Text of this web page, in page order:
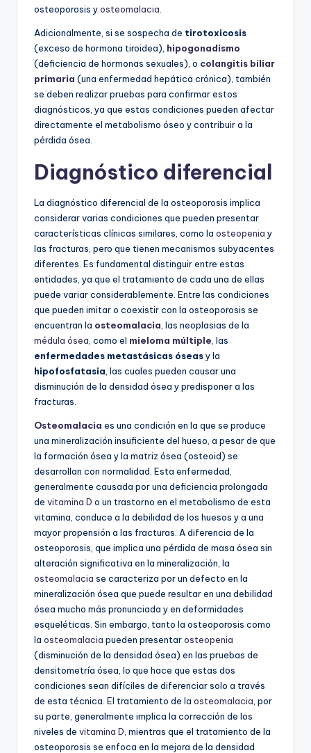
osteoporosis yosteomalacia
Adicionalmente, si se sospecha de tirotoxicosis
(exceso de hormona tiroidea), hipogonadismo
(deficiencia de hormonas sexuales), o colangitis biliar
primaria (una enfermedad hepática crónica), también
se deben realizar pruebas para confirmar estos
diagnósticos, ya que estas condiciones pueden afectar
directamente el metabolismo óseo y contribuir a la
pérdida ósea.
Diagnóstico diferencial
La diagnóstico diferencial de la osteoporosis implica
considerar varias condiciones que pueden presentar
características clínicas similares, como la osteopenia y
las fracturas, pero que tienen mecanismos subyacentes
diferentes. Es fundamental distinguir entre estas
entidades, ya que el tratamiento de cada una de ellas
puede variar considerablemente. Entre las condiciones
que pueden imitar o coexistir con la osteoporosis se
encuentran la osteomalacia , las neoplasias de la
médula ósea , como el mieloma múltiple , las
enfermedades metastásicas óseasy la
hipofosfatasia , las cuales pueden causar una
disminución de la densidad ósea y predisponer a las
fracturas.
Osteomalacia es una condición en la que se produce
una mineralización insuficiente del hueso, a pesar de que
la formación ósea y la matriz ósea (osteoid) se
desarrollan con normalidad. Esta enfermedad,
generalmente causada por una deficiencia prolongada
de vitamina D o un trastorno en el metabolismo de esta
vitamina, conduce a la debilidad de los huesos y a una
mayor propensión a las fracturas. A diferencia de la
osteoporosis, que implica una pérdida de masa ósea sin
alteración significativa en la mineralización, la
osteomalacia se caracteriza por un defecto en la
mineralización ósea que puede resultar en una debilidad
ósea mucho más pronunciada y en deformidades
esqueléticas. Sin embargo, tanto la osteoporosis como
la osteomalacia pueden presentarosteopenia
(disminución de la densidad ósea) en las pruebas de
densitometría ósea, lo que hace que estas dos
condiciones sean difíciles de diferenciar solo a través
de esta técnica. El tratamiento de la osteomalacia , por
su parte, generalmente implica la corrección de los
niveles de vitamina D , mientras que el tratamiento de la
osteoporosis se enfoca en la mejora de la densidad